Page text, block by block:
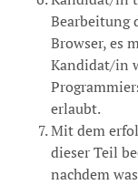
Bearbeitung
Browser, es
Kandidat/in
erlaubt.
Mit dem
dieser Teil
nachdem